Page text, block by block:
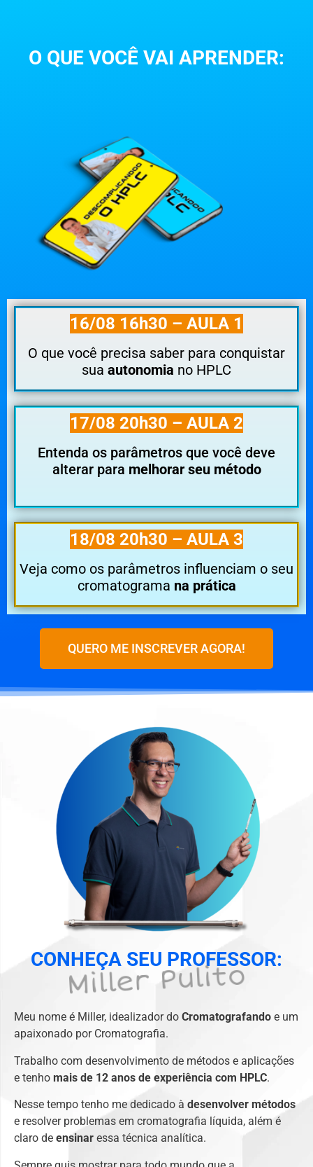
O QUE VOCÊ VAI APRENDER:
16/08 16h30 – AULA 1
O que você precisa saber para conquistar
sua autonomia no HPLC
17/08 20h30 – AULA 2
Entenda os parâmetros que você deve
alterar para melhorar seu método
18/08 20h30 – AULA 3
Veja como os parâmetros influenciam o seu
cromatograma na prática
QUERO ME INSCREVER AGORA!
CONHEÇA SEU PROFESSOR:
Miller Pulito
Meu nome é Miller, idealizador do Cromatografando e um
apaixonado por Cromatografia.
Trabalho com desenvolvimento de métodos e aplicações
e tenho mais de 12 anos de experiência com HPLC.
Nesse tempo tenho me dedicado à desenvolver métodos
e resolver problemas em cromatografia líquida, além é
claro de ensinar essa técnica analítica.